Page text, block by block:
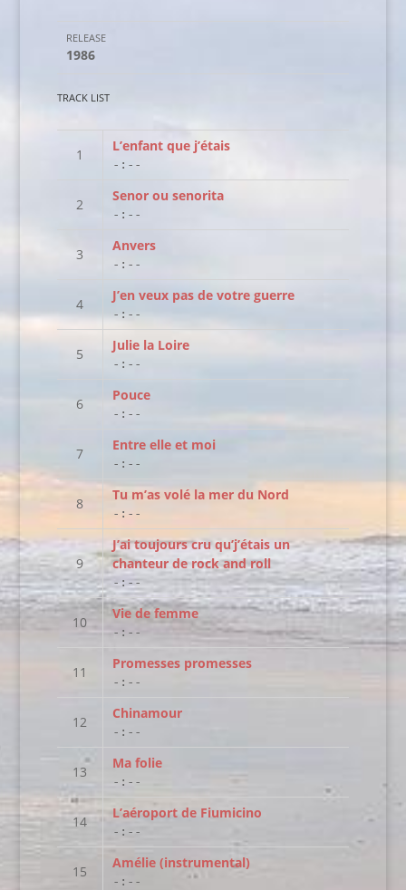
RELEASE
1986
TRACK LIST
L’enfant que j’étais
-:--
Senor ou senorita
-:--
Anvers
-:--
J’en veux pas de votre guerre
-:--
Julie la Loire
-:--
Pouce
-:--
Entre elle et moi
-:--
Tu m’as volé la mer du Nord
-:--
J’ai toujours cru qu’j’étais un
chanteur de rock and roll
-:--
Vie de femme
-:--
Promesses promesses
-:--
Chinamour
-:--
Ma folie
-:--
L’aéroport de Fiumicino
-:--
Amélie (instrumental)
-:--